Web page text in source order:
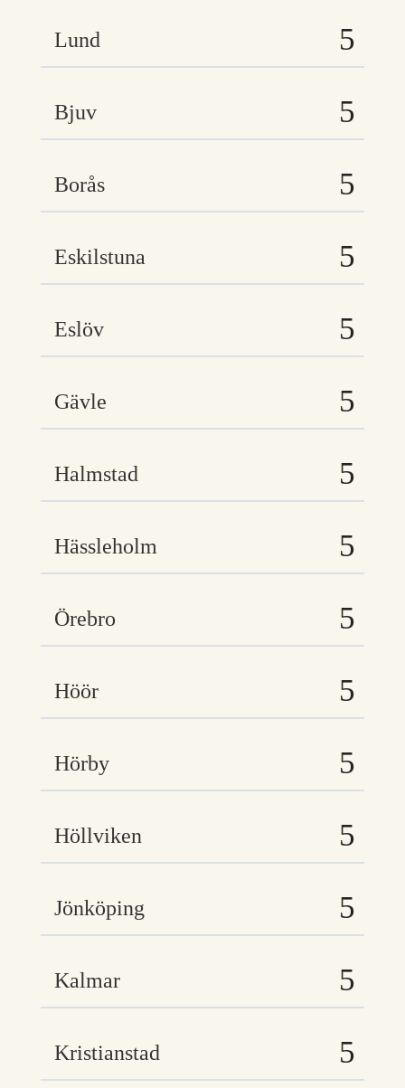
Lund
Bjuv
Borås
Eskilstuna
Eslöv
Gävle
Halmstad
Hässleholm
Örebro
Höör
Hörby
Höllviken
Jönköping
Kalmar
Kristianstad